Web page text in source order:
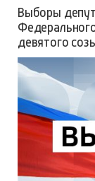
Выборы
девятого